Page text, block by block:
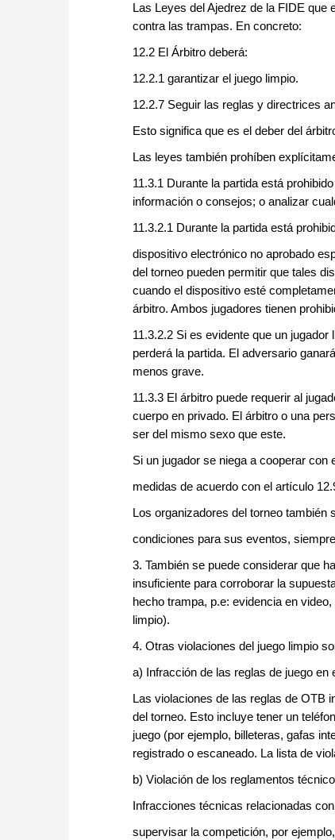
Las Leyes del Ajedrez de la FIDE que
contra las trampas. En concreto:
12.2 El Árbitro deberá:
12.2.1 garantizar el juego limpio.
12.2.7 Seguir las reglas y directrices
Esto significa que es el deber del
Las leyes también prohíben
11.3.1 Durante la partida está
información o consejos; o analizar
11.3.2.1 Durante la partida está
dispositivo electrónico no aprobado
del torneo pueden permitir que tales
cuando el dispositivo esté
árbitro. Ambos jugadores tienen
11.3.2.2 Si es evidente que un
perderá la partida. El adversario
menos grave.
11.3.3 El árbitro puede requerir al
cuerpo en privado. El árbitro o una
ser del mismo sexo que este.
Si un jugador se niega a cooperar
medidas de acuerdo con el artículo
Los organizadores del torneo
condiciones para sus eventos,
3. También se puede considerar que
insuficiente para corroborar la
hecho trampa, p.e: evidencia en
limpio).
4. Otras violaciones del juego limpio
a) Infracción de las reglas de juego en
Las violaciones de las reglas de OTB
del torneo. Esto incluye tener un
juego (por ejemplo, billeteras, gafas
registrado o escaneado. La lista de
b) Violación de los reglamentos
Infracciones técnicas relacionadas
supervisar la competición, por